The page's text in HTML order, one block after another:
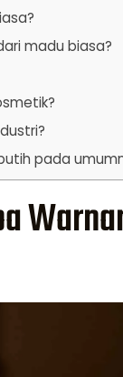
madu biasa?
pada